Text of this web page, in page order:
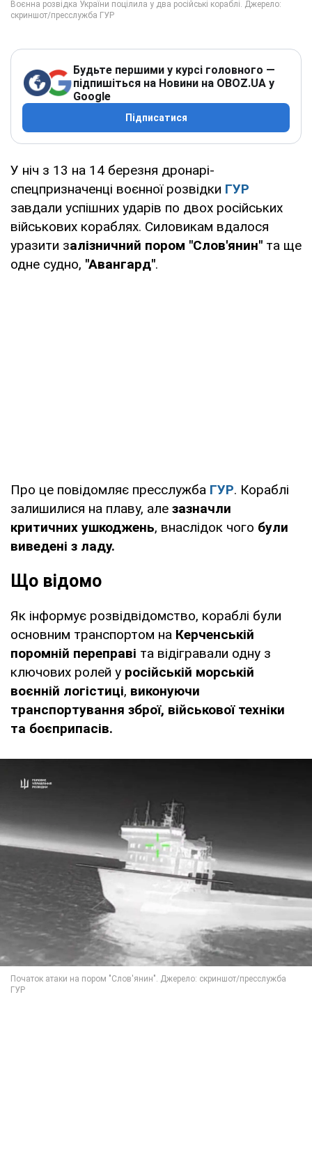
Будьте першими у курсі головного —
підпишіться на Новини на OBOZ.UA у
Google
Підписатися
У ніч з 13 на 14 березня дронарі-
спецпризначенці воєнної розвідки ГУР
завдали успішних ударів по двох російських
військових кораблях. Силовикам вдалося
уразити залізничний пором "Слов'янин" та ще
одне судно, "Авангард".
Про це повідомляє пресслужба ГУР. Кораблі
залишилися на плаву, але зазначли
критичних ушкоджень, внаслідок чого були
виведені з ладу.
Що відомо
Як інформує розвідвідомство, кораблі були
основним транспортом на Керченській
поромній переправі та відігравали одну з
ключових ролей у російській морській
воєнній логістиці, виконуючи
транспортування зброї, військової техніки
та боєприпасів.